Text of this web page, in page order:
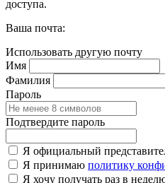
доступа.
Ваша почта:
Использовать другую почту
Имя
Фамилия
Пароль
Подтвердите пароль
Я официальный
Я принимаю политику
Я хочу получать раз в